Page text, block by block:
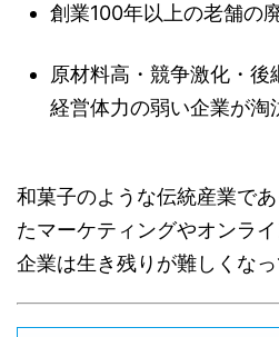
創業100年以上の老舗の
原材料高・競争激化・後
経営体力の弱い企業が淘
和菓子のような伝統産業で
たマーケティングやオンラ
企業は生き残りが難しくなっ